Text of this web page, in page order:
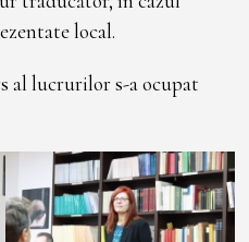
local.
al lucrurilor s-a ocupat